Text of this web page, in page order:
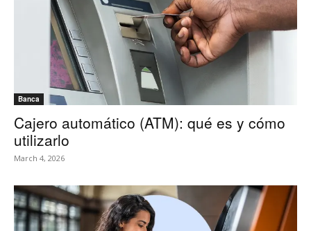
Banca
Cajero automático (ATM): qué es y cómo
utilizarlo
March 4, 2026